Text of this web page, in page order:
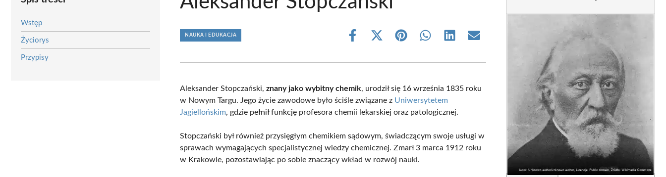
Wstęp
Życiorys
Przypisy
NAUKA I EDUKACJA
Share
Share
(Twitter)
Share Share Share Share
Aleksander Stopczański,znany jako wybitny chemik, urodził się 16 września 1835 roku
w Nowym Targu. Jego życie zawodowe było ściśle związane z Uniwersytetem
Jagiellońskim, gdzie pełnił funkcję profesora chemii lekarskiej oraz patologicznej.
Stopczański był również przysięgłym chemikiem sądowym, świadczącym swoje usługi w
sprawach wymagających specjalistycznej wiedzy chemicznej. Zmarł 3 marca 1912 roku
w Krakowie, pozostawiając po sobie znaczący wkład w rozwój nauki.